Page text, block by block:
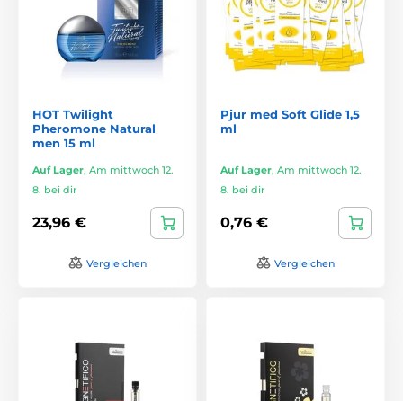
HOT Twilight
Pheromone Natural
men 15 ml
Auf Lager, Am mittwoch 12.
8. bei dir
23,96 €
Vergleichen
Pjur med Soft Glide 1,5
ml
Auf Lager, Am mittwoch 12.
8. bei dir
0,76 €
Vergleichen